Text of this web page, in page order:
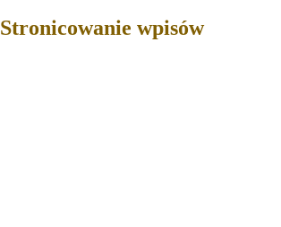
Stronicowanie wpisów